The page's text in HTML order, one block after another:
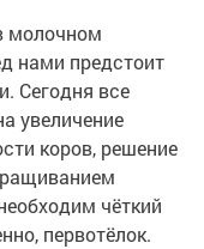
молочном
нами предстоит
Сегодня все
увеличение
коров, решение
чёткий
первотёлок.